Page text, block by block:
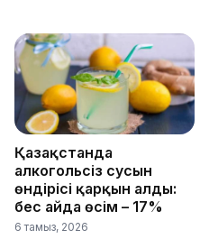
Қазақстанда
алкогольсіз сусын
өндірісі қарқын алды:
бес айда өсім – 17%
6 тамыз, 2026